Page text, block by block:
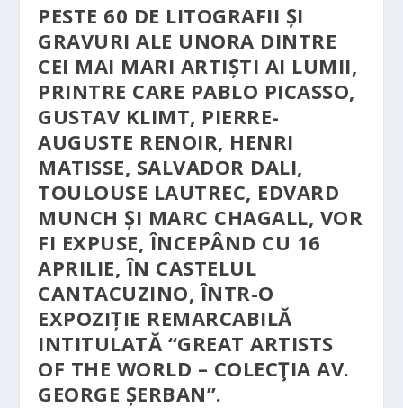
PESTE 60 DE LITOGRAFII ȘI
GRAVURI ALE UNORA DINTRE
CEI MAI MARI ARTIȘTI AI LUMII,
PRINTRE CARE PABLO PICASSO,
GUSTAV KLIMT, PIERRE-
AUGUSTE RENOIR, HENRI
MATISSE, SALVADOR DALI,
TOULOUSE LAUTREC, EDVARD
MUNCH ȘI MARC CHAGALL, VOR
FI EXPUSE, ÎNCEPÂND CU 16
APRILIE, ÎN CASTELUL
CANTACUZINO, ÎNTR-O
EXPOZIȚIE REMARCABILĂ
INTITULATĂ “GREAT ARTISTS
OF THE WORLD – COLECŢIA AV.
GEORGE ȘERBAN”.